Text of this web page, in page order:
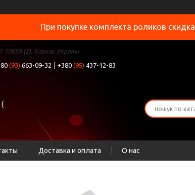
При покупке комплекта роликов скидка
(2), Харків, Україна
(93) 663-09-32 +380 (95) 437-12-83
(
Доставка и оплата О нас